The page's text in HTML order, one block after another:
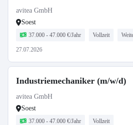
avitea GmbH
Soest
37.000 - 47.000 €/Jahr Vollzeit
27.07.2026
Industriemechaniker (m/w/d)
avitea GmbH
Soest
37.000 - 47.000 €/Jahr Vollzeit